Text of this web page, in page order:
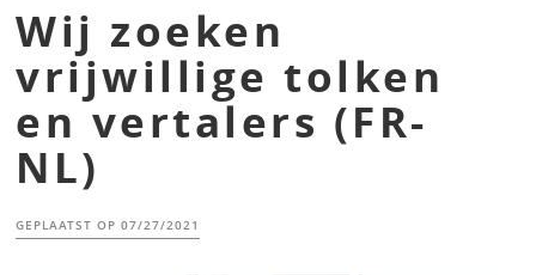
Wij zoeken
vrijwillige tolken
en vertalers (FR-
NL)
GEPLAATST OP07/27/2021